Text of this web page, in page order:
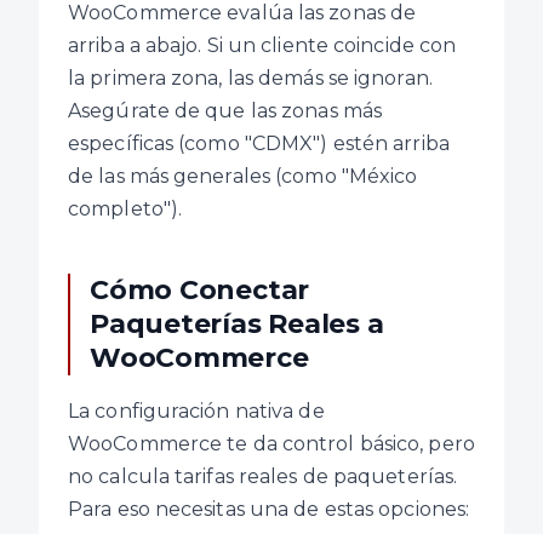
WooCommerce evalúa las zonas de
arriba a abajo. Si un cliente coincide con
la primera zona, las demás se ignoran.
Asegúrate de que las zonas más
específicas (como "CDMX") estén arriba
de las más generales (como "México
completo").
Cómo Conectar
Paqueterías Reales a
WooCommerce
La configuración nativa de
WooCommerce te da control básico, pero
no calcula tarifas reales de paqueterías.
Para eso necesitas una de estas opciones: